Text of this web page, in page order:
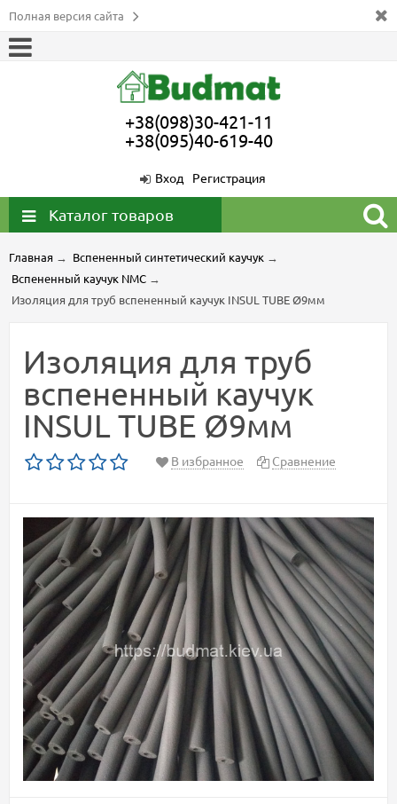
Полная версия сайта
+38(098)30-421-11
+38(095)40-619-40
Вход Регистрация
Каталог товаров
Главная → Вспененный синтетический каучук →
Вспененный каучук NMC →
Изоляция для труб вспененный каучук INSUL TUBE Ø9мм
Изоляция для труб
вспененный каучук
INSUL TUBE Ø9мм
В избранное Сравнение